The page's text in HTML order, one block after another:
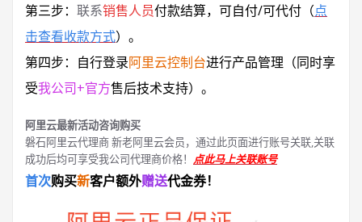
第三步： 联系销售人员付款结算，可自付/可代付（点
击查看收款方式）。
第四步：自行登录阿里云控制台进行产品管理（同时享
受我公司+官方售后技术支持）。
阿里云最新活动咨询购买
磐石阿里云代理商 新老阿里云会员，通过此页面进行账号关联,关联
成功后均可享受我公司代理商价格！ 点此马上关联账号
首次购买新客户额外赠送代金券！